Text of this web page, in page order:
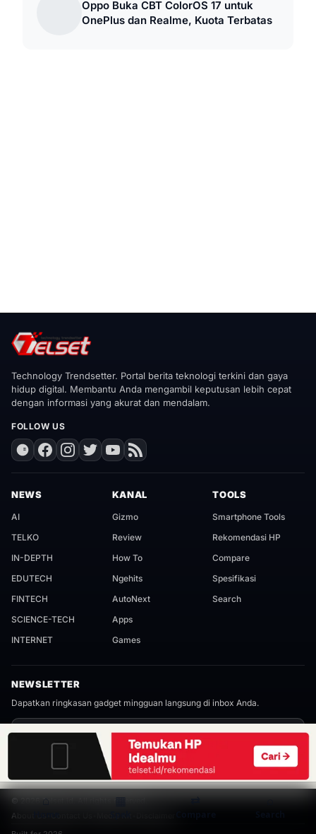
Oppo Buka CBT ColorOS 17 untuk
OnePlus dan Realme, Kuota Terbatas
Technology Trendsetter. Portal berita teknologi terkini dan gaya
hidup digital. Membantu Anda mengambil keputusan lebih cepat
dengan informasi yang akurat dan mendalam.
FOLLOW US
NEWS
AI
TELKO
IN-DEPTH
EDUTECH
FINTECH
SCIENCE-TECH
INTERNET
KANAL
Gizmo
Review
How To
Ngehits
AutoNext
Apps
Games
TOOLS
Smartphone Tools
Rekomendasi HP
Compare
Spesifikasi
Search
NEWSLETTER
Dapatkan ringkasan gadget mingguan langsung di inbox Anda.
Subscribe
©
Telset.id. All rights reserved.
About Us
⌂ ▦ ⇄ ⌕